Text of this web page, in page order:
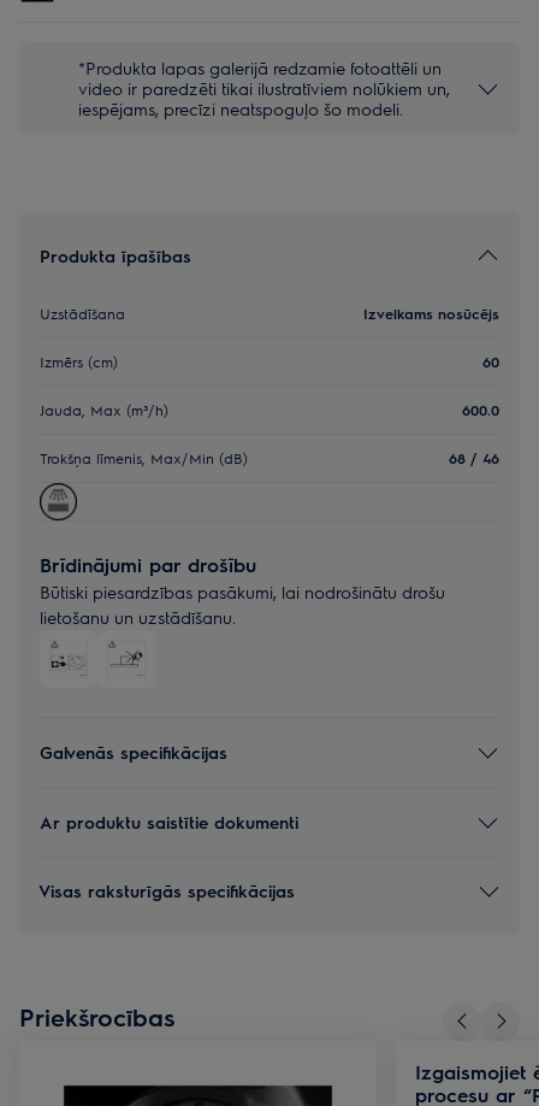
*Produkta lapas galerijā redzamie fotoattēli un
video ir paredzēti tikai ilustratīviem nolūkiem un,
iespējams, precīzi neatspoguļo šo modeli.
Produkta īpašības
Uzstādīšana Izvelkams nosūcējs
Izmērs (cm) 60
Jauda, Max (m³/h) 600.0
Trokšņa līmenis, Max/Min (dB) 68 / 46
Brīdinājumi par drošību
Būtiski piesardzības pasākumi, lai nodrošinātu drošu
lietošanu un uzstādīšanu.
Galvenās specifikācijas
Ar produktu saistītie dokumenti
Visas raksturīgās specifikācijas
Priekšrocības
Izgaismojiet
procesu ar